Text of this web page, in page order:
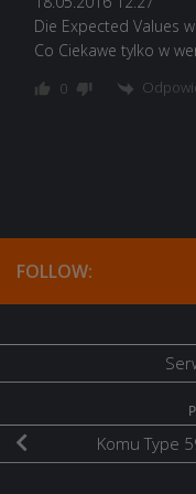
Die Expected Values
Co Ciekawe tylko w
0
FOLLOW:
Komu Type